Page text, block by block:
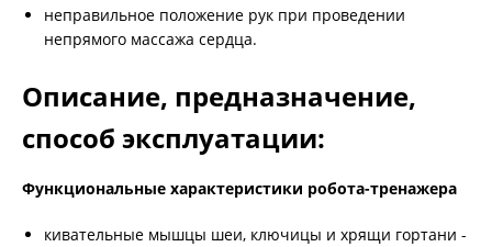
неправильное положение рук при проведении
непрямого массажа сердца.
Описание, предназначение,
способ эксплуатации:
Функциональные характеристики робота-тренажера
кивательные мышцы шеи, ключицы и хрящи гортани -